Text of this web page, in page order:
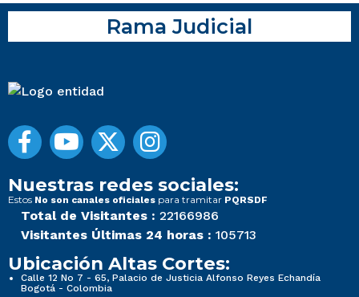
Rama Judicial
Nuestras redes sociales:
Estos No son canales oficiales para tramitar PQRSDF
Total de Visitantes : 22166986
Visitantes Últimas 24 horas : 105713
Ubicación Altas Cortes:
Calle 12 No 7 - 65, Palacio de Justicia Alfonso Reyes Echandía
Bogotá - Colombia